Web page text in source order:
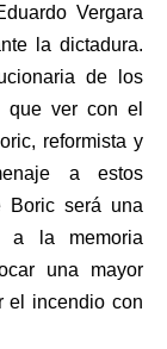
Vergara
la dictadura.
de los
que ver con el
reformista y
a estos
Boric será una
a la memoria
una mayor
el incendio con